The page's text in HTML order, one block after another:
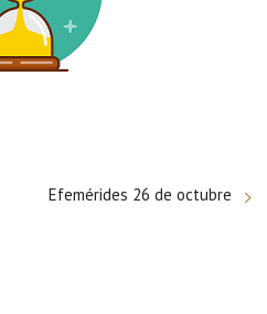
Efemérides 26 de octubre